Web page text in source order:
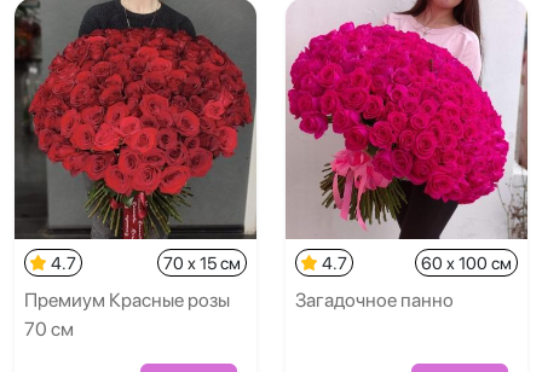
4.7 70 x 15 см
Премиум Красные розы
70 см
4.7 60 x 100 см
Загадочное панно